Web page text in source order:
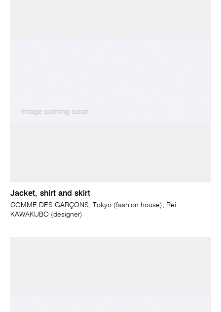
Jacket, shirt and skirt
COMME DES GARÇONS, Tokyo (fashion house); Rei
KAWAKUBO (designer)